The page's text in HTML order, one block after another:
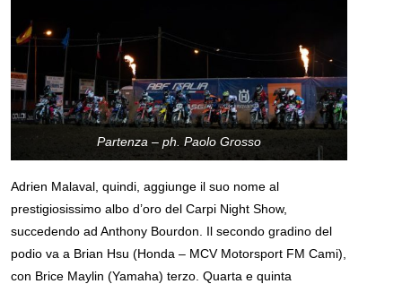
Partenza – ph. Paolo Grosso
Adrien Malaval, quindi, aggiunge il suo nome al
prestigiosissimo albo d’oro del Carpi Night Show,
succedendo ad Anthony Bourdon. Il secondo gradino del
podio va a Brian Hsu (Honda – MCV Motorsport FM Cami),
con Brice Maylin (Yamaha) terzo. Quarta e quinta